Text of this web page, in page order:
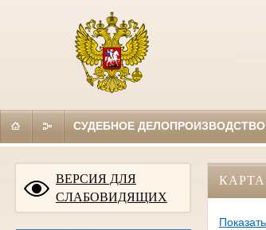
СУДЕБНОЕ ДЕЛОПРОИЗВОДСТВО
ВЕРСИЯ ДЛЯ
СЛАБОВИДЯЩИХ